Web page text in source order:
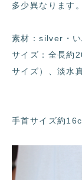
多少異なります。
素材：silver・
サイズ：全長約
サイズ）、淡水
手首サイズ約